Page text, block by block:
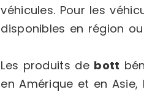
véhicules. Pour les
disponibles en région
Les produits de bott
en Amérique et en